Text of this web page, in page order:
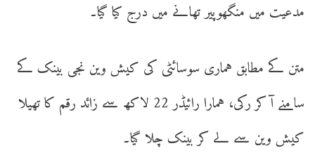
مدعیت میں منگھوپیر تھانے میں درج کیا گیا۔
متن کے مطابق ہماری سوسائٹی کی کیش وین نجی بینک کے
سامنے آ کر رکی، ہمارا رائیڈر 22 لاکھ سے زائد رقم کا تھیلا
کیش وین سے لے کر بینک چلا گیا۔